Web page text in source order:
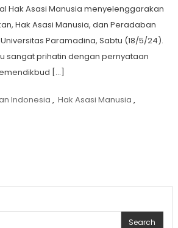
Hak Asasi Manusia menyelenggarakan
Hak Asasi Manusia, dan Peradaban
Paramadina, Sabtu (18/5/24).
sangat prihatin dengan pernyataan
[…]
Indonesia , Hak Asasi Manusia ,
Search